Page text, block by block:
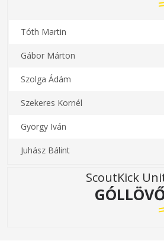
Tóth Martin
Gábor Márton
Szolga Ádám
Szekeres Kornél
György Iván
Juhász Bálint
ScoutKick